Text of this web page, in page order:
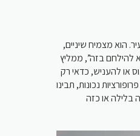
הוא מצמיח שיניים,
להילחם בזה”, ממליץ
או להעניש, כדאי רק
נכונות, תבינו
בלילה או כזה